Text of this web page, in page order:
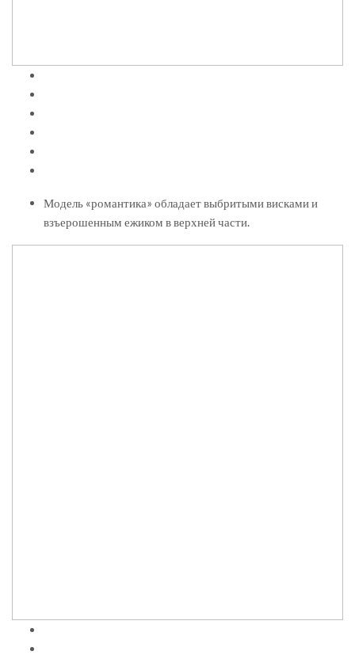
Модель «романтика» обладает выбритыми висками и
взъерошенным ежиком в верхней части.